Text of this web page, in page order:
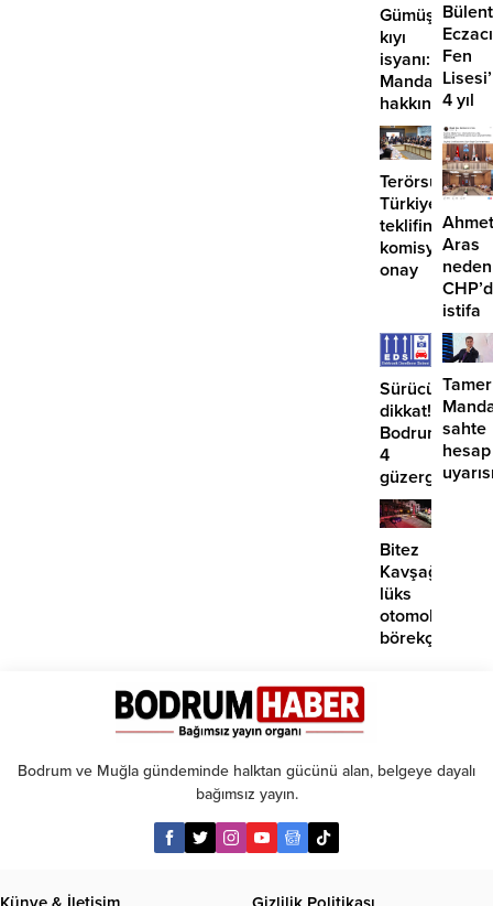
Gümüşlük’te
kıyı
isyanı:
Mandalinci
hakkında
suç
duyurusu
Bülent
Fen
4 yıl
geçti,
hâlâ
proje
Terörsüz
Türkiye
teklifine
komisyondan
onay
Ahmet
Aras
neden
istifa
Sürücüler
dikkat!
Bodrum’da
4
güzergahta
EDS
başlıyor
Tamer
sahte
hesap
Bitez
Kavşağı’nda
lüks
otomobil
börekçiye
Bodrum ve Muğla gündeminde halktan gücünü alan, belgeye dayalı
bağımsız yayın.